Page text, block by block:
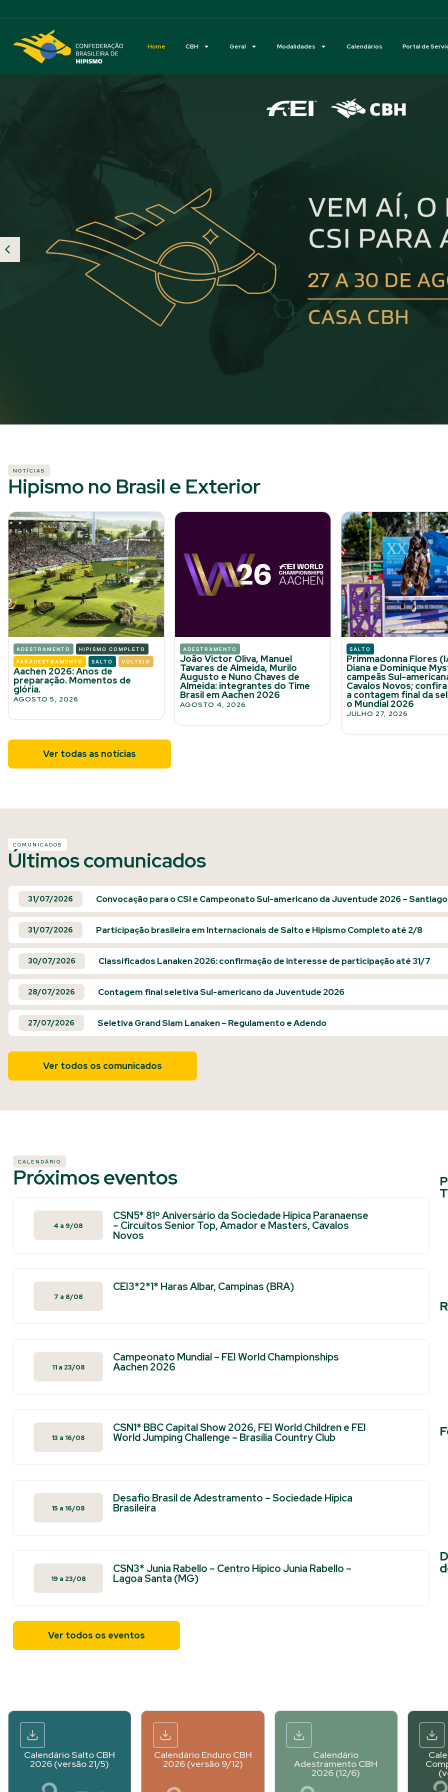
Home CBH Geral Modalidades Calendários Portal de
NOTÍCIAS
Hipismo no Brasil e Exterior
ADESTRAMENTO HIPISMO COMPLETO
PARADESTRAMENTO SALTO VOLTEIO
Aachen 2026: Anos de
preparação. Momentos de
glória.
AGOSTO 5, 2026
ADESTRAMENTO
João Victor Oliva, Manuel
Tavares de Almeida, Murilo
Augusto e Nuno Chaves de
Almeida: integrantes do Time
Brasil em Aachen 2026
AGOSTO 4, 2026
SALTO
Primmadonna Flores
Diana e Dominique
campeãs Sul-
Cavalos Novos;
a contagem final da
o Mundial 2026
JULHO 27, 2026
Ver todas as notícias
COMUNICADOS
Últimos comunicados
31/07/2026 Convocação para o CSI e Campeonato Sul-americano da Juventude 2026 –
31/07/2026 Participação brasileira em Internacionais de Salto e Hipismo Completo até 2/8
30/07/2026 Classificados Lanaken 2026: confirmação de interesse de participação até 31/7
28/07/2026 Contagem final seletiva Sul-americano da Juventude 2026
27/07/2026 Seletiva Grand Slam Lanaken – Regulamento e Adendo
Ver todos os comunicados
CALENDÁRIO
Próximos eventos
4 a 9/08
CSN5* 81º Aniversário da Sociedade Hípica Paranaense
– Circuitos Senior Top, Amador e Masters, Cavalos
Novos
7 a 8/08
CEI3*2*1* Haras Albar, Campinas (BRA)
11 a 23/08
Campeonato Mundial – FEI World Championships
Aachen 2026
13 a 16/08
CSN1* BBC Capital Show 2026, FEI World Children e FEI
World Jumping Challenge – Brasília Country Club
15 a 16/08
Desafio Brasil de Adestramento – Sociedade Hípica
Brasileira
19 a 23/08
CSN3* Junia Rabello – Centro Hípico Junia Rabello –
Lagoa Santa (MG)
Ver todos os eventos
Calendário Salto CBH
2026 (versão 21/5)
Calendário Enduro CBH
2026 (versão 9/12)
Calendário
Adestramento CBH
2026 (12/6)